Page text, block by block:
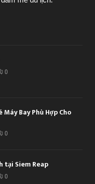
0
Máy Bay Phù Hợp Cho
0
tại Siem Reap
0